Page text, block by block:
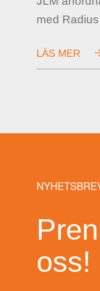
med
LÄS MER
oss!